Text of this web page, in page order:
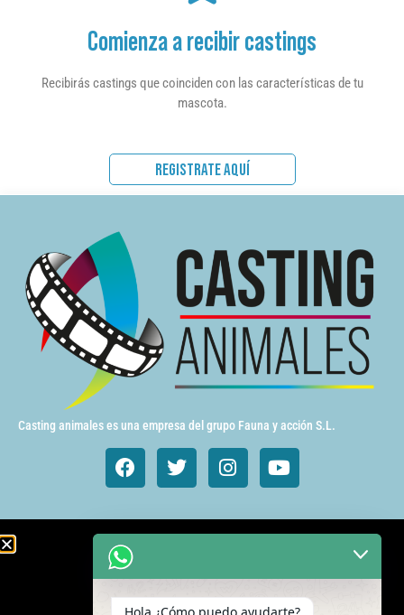
Comienza a recibir castings
Recibirás castings que coinciden con las características de tu
mascota.
REGISTRATE AQUÍ
Casting animales es una empresa del grupo Fauna y acción S.L.
Animales de cine y TV